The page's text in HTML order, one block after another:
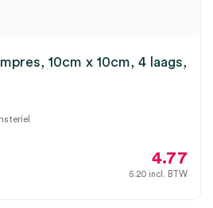
10cm x 10cm, 4 laags,
4.77
5.20 incl. BTW